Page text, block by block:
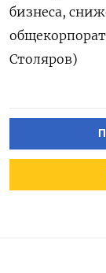
бизнеса,
Столяров)